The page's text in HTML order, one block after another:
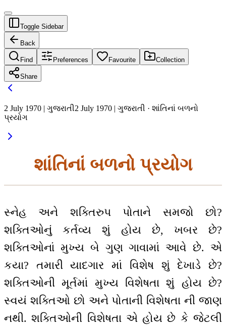
Toggle Sidebar
Back
Find Preferences Favourite Collection
Share
2 July 1970 | ગુજરાતી2 July 1970 | ગુજરાતી · શાંતિનાં બળનો
પ્રયોગ
શાંતિનાં બળનો પ્રયોગ
સ્નેહ અને શક્તિરુપ પોતાને સમજો છો?
શક્તિઓનું કર્તવ્ય શું હોય છે, ખબર છે?
શક્તિઓનાં મુખ્ય બે ગુણ ગાવામાં આવે છે. એ
કયા? તમારી યાદગાર માં વિશેષ શું દેખાડે છે?
શક્તિઓની મૂર્તમાં મુખ્ય વિશેષતા શું હોય છે?
સ્વયં શક્તિઓ છો અને પોતાની વિશેષતા ની જાણ
નથી. શક્તિઓની વિશેષતા એ હોય છે કે જેટલી